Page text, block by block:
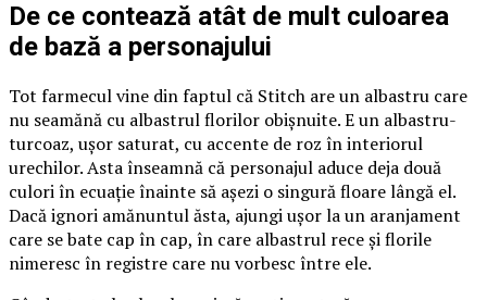
De ce contează atât de mult culoarea
de bază a personajului
Tot farmecul vine din faptul că Stitch are un albastru care
nu seamănă cu albastrul florilor obișnuite. E un albastru-
turcoaz, ușor saturat, cu accente de roz în interiorul
urechilor. Asta înseamnă că personajul aduce deja două
culori în ecuație înainte să așezi o singură floare lângă el.
Dacă ignori amănuntul ăsta, ajungi ușor la un aranjament
care se bate cap în cap, în care albastrul rece și florile
nimeresc în registre care nu vorbesc între ele.